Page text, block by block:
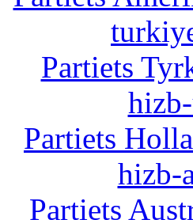
Partiets
Partiets
hizb-
Partiets